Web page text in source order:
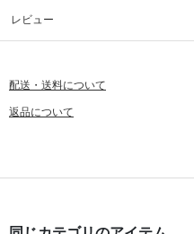
レビュー
配送・送料について
返品について